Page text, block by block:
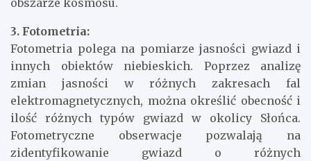
obszarze kosmosu.
3. Fotometria:
Fotometria polega na pomiarze jasności gwiazd i
innych obiektów niebieskich. Poprzez analizę
zmian jasności w różnych zakresach fal
elektromagnetycznych, można określić obecność i
ilość różnych typów gwiazd w okolicy Słońca.
Fotometryczne obserwacje pozwalają na
zidentyfikowanie gwiazd o różnych